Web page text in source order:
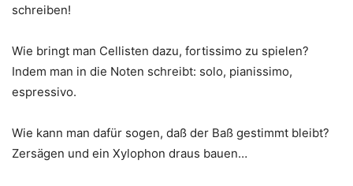
schreiben!
Wie bringt man Cellisten dazu, fortissimo zu spielen?
Indem man in die Noten schreibt: solo, pianissimo,
espressivo.
Wie kann man dafür sogen, daß der Baß gestimmt bleibt?
Zersägen und ein Xylophon draus bauen…